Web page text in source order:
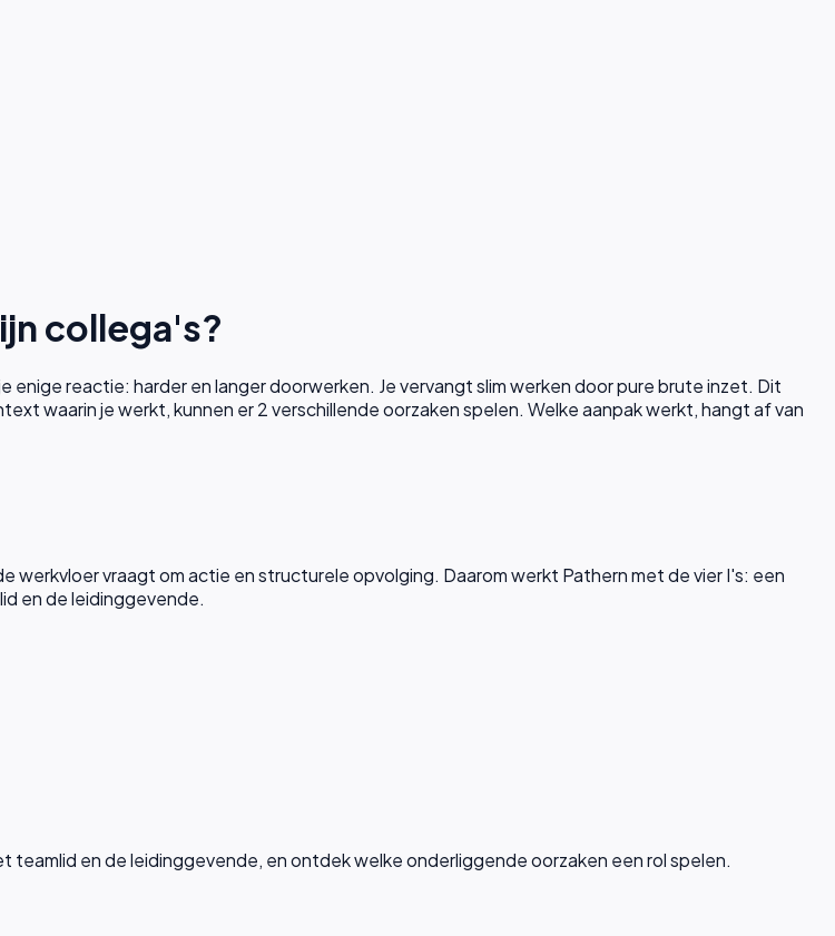
collega's?
reactie: harder en langer doorwerken. Je vervangt slim werken door pure brute inzet. Dit
waarin je werkt, kunnen er2verschillende oorzaken spelen. Welke aanpak werkt, hangt af van
vraagt om actie en structurele opvolging. Daarom werkt Pathern met de vier I's: een
en de leidinggevende.
en de leidinggevende, en ontdek welke onderliggende oorzaken een rol spelen.